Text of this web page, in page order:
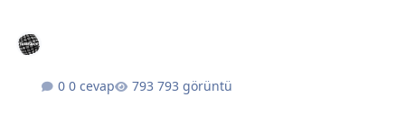
0 cevap 793 görüntü